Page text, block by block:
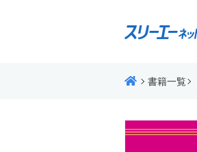
書籍一覧